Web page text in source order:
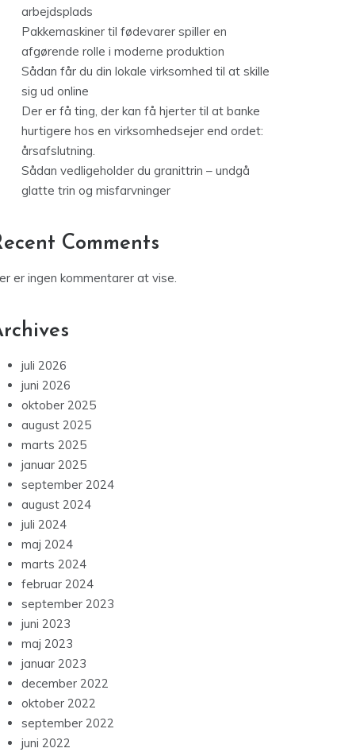
arbejdsplads
Pakkemaskiner til fødevarer spiller en
afgørende rolle i moderne produktion
Sådan får du din lokale virksomhed til at skille
sig ud online
Der er få ting, der kan få hjerter til at banke
hurtigere hos en virksomhedsejer end ordet:
årsafslutning.
Sådan vedligeholder du granittrin – undgå
glatte trin og misfarvninger
Comments
er ingen kommentarer at vise.
juli 2026
juni 2026
oktober 2025
august 2025
marts 2025
januar 2025
september 2024
august 2024
juli 2024
maj 2024
marts 2024
februar 2024
september 2023
juni 2023
maj 2023
januar 2023
december 2022
oktober 2022
september 2022
juni 2022